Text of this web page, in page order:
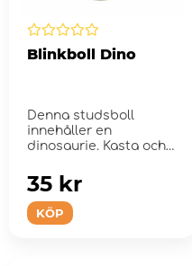
Blinkboll Dino
Denna studsboll
innehåller en
dinosaurie. Kasta och
f...
KÖP
35 kr